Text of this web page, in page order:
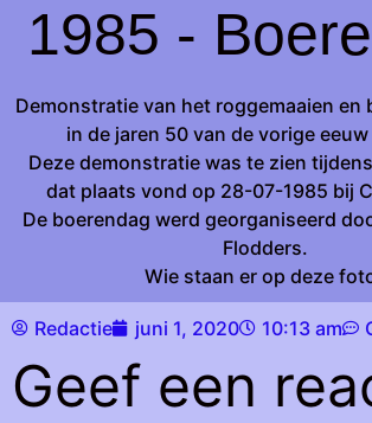
1985 -
Demonstratie van het roggemaaien en
in de jaren 50 van de vorige
Deze demonstratie was te zien
dat plaats vond op 28-07-1985 bij
De boerendag werd georganiseerd
Flodders.
Wie staan er op deze
Redactie juni 1, 2020 10:13 am
Geef een